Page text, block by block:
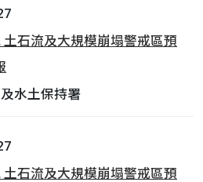
土石流及大規模崩塌警戒區預
水土保持署
土石流及大規模崩塌警戒區預